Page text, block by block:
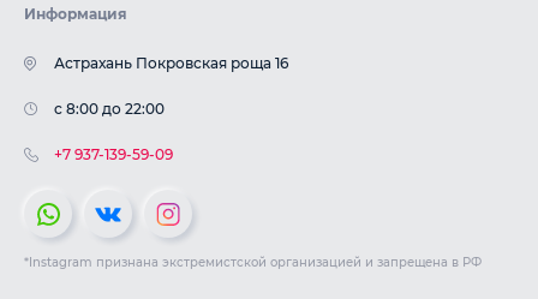
Информация
Астрахань Покровская роща 16
c 8:00 до 22:00
+7 937-139-59-09
*Instagram признана экстремистской организацией и запрещена в РФ